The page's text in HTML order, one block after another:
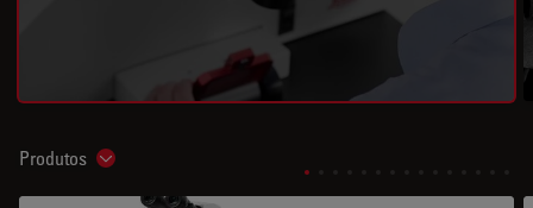
Produtos Show subnavigation